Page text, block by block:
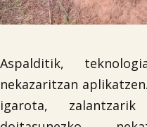
Aspalditik,
nekazaritzan
igarota,